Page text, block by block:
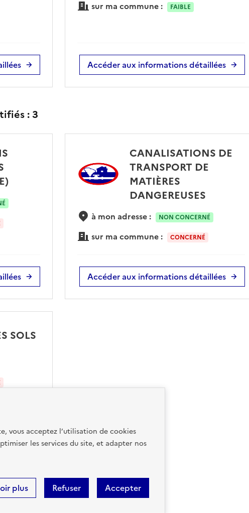
vous acceptez l’utilisation de cookies
les services du site, et adapter nos
Accepter
Refuser
plus
sur ma commune : FAIBLE
Accéder aux informations détaillées
:3
CANALISATIONS DE
TRANSPORT DE
MATIÈRES
DANGEREUSES
à mon adresse : NON CONCERNÉ
sur ma commune : CONCERNÉ
Accéder aux informations détaillées
SOLS